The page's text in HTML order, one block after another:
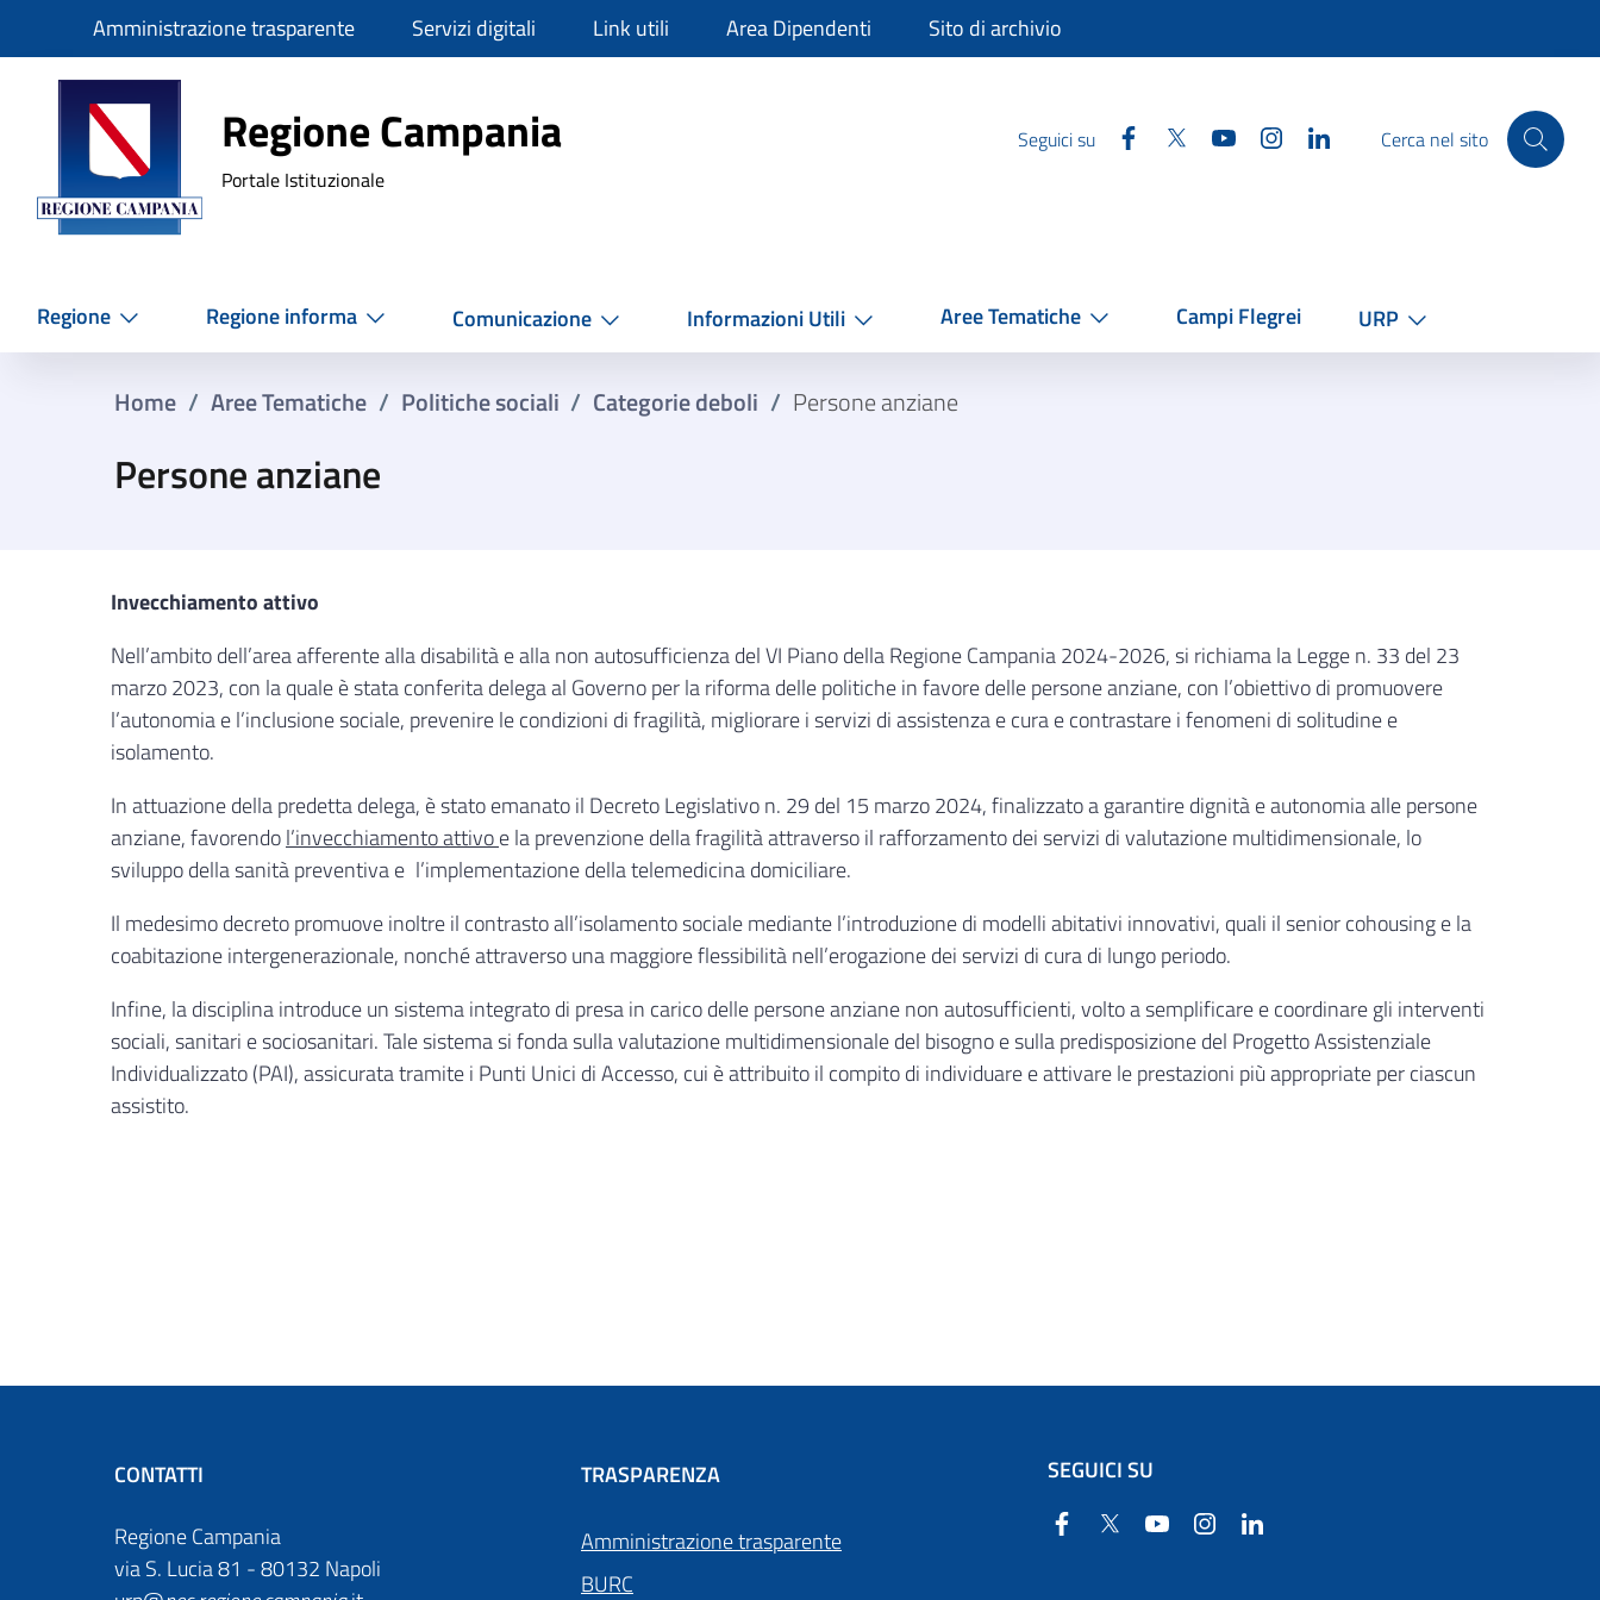
SlimAmministrazione trasparente Servizi digitali Link utili Area Dipendenti Sito di archivio
Regione Campania
Regione Campania
Portale Istituzionale
Seguici su Facebook
Twitter YouTube InstagramLinkedinCerca nel sito
Regione Regione informa Comunicazione Informazioni Utili Aree Tematiche Campi Flegrei URP
Home / Aree Tematiche / Politiche sociali / Categorie deboli / Persone anziane
Persone anziane
Invecchiamento attivo
Nell’ambito dell’area afferente alla disabilità e alla non autosufficienza del VI Piano della Regione Campania 2024-2026, si richiama la Legge n. 33 del 23
marzo 2023, con la quale è stata conferita delega al Governo per la riforma delle politiche in favore delle persone anziane, con l’obiettivo di promuovere
l’autonomia e l’inclusione sociale, prevenire le condizioni di fragilità, migliorare i servizi di assistenza e cura e contrastare i fenomeni di solitudine e
isolamento.
In attuazione della predetta delega, è stato emanato il Decreto Legislativo n. 29 del 15 marzo 2024, finalizzato a garantire dignità e autonomia alle persone
anziane, favorendol’invecchiamento attivoe la prevenzione della fragilità attraverso il rafforzamento dei servizi di valutazione multidimensionale, lo
sviluppo della sanità preventiva e l’implementazione della telemedicina domiciliare.
Il medesimo decreto promuove inoltre il contrasto all’isolamento sociale mediante l’introduzione di modelli abitativi innovativi, quali il senior cohousing e la
coabitazione intergenerazionale, nonché attraverso una maggiore flessibilità nell’erogazione dei servizi di cura di lungo periodo.
Infine, la disciplina introduce un sistema integrato di presa in carico delle persone anziane non autosufficienti, volto a semplificare e coordinare gli interventi
sociali, sanitari e sociosanitari. Tale sistema si fonda sulla valutazione multidimensionale del bisogno e sulla predisposizione del Progetto Assistenziale
Individualizzato (PAI), assicurata tramite i Punti Unici di Accesso, cui è attribuito il compito di individuare e attivare le prestazioni più appropriate per ciascun
assistito.
CONTATTI
Regione Campania
via S. Lucia 81 - 80132 Napoli
TRASPARENZA
Amministrazione trasparente
BURC
SEGUICI SU
Facebook
Twitter YouTube Instagram